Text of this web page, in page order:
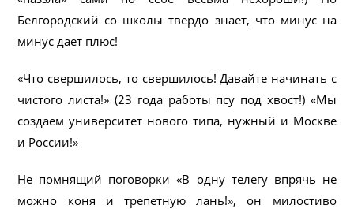
Белгородский со школы твердо знает, что минус на
минус дает плюс!
«Что свершилось, то свершилось! Давайте начинать с
чистого листа!» (23 года работы псу под хвост!) «Мы
создаем университет нового типа, нужный и Москве
и России!»
Не помнящий поговорки «В одну телегу впрячь не
можно коня и трепетную лань!», он милостиво